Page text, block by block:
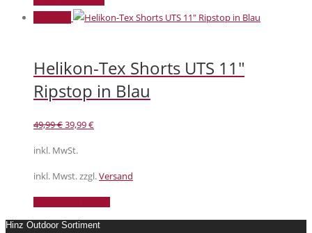
Helikon-Tex Shorts UTS 11″
Ripstop in Blau
49,99€ Ursprünglicher
war:
49,99 €
39,99€Aktueller
39,99 €.
inkl. MwSt.
inkl. Mwst. zzgl.Versand
Dieses
Produkt
Hinz Outdoor Sortiment